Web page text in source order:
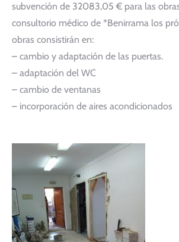
subvención de 32083,05 € para las
consultorio médico de *Benirrama los
obras consistirán en:
– cambio y adaptación de las puertas.
– adaptación del WC
– cambio de ventanas
– incorporación de aires acondicionados